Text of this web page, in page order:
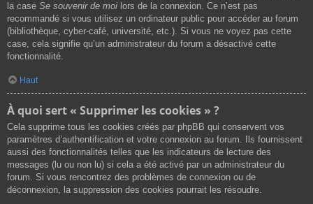
la case Se souvenir de moi lors de la connexion. Ce n’est pas
recommandé si vous utilisez un ordinateur public pour accéder au forum
(bibliothèque, cyber-café, université, etc.). Si vous ne voyez pas cette
case, cela signifie qu’un administrateur du forum a désactivé cette
fonctionnalité.
Haut
À quoi sert « Supprimer les cookies » ?
Cela supprime tous les cookies créés par phpBB qui conservent vos
paramètres d’authentification et votre connexion au forum. Ils fournissent
aussi des fonctionnalités telles que les indicateurs de lecture des
messages (lu ou non lu) si cela a été activé par un administrateur du
forum. Si vous rencontrez des problèmes de connexion ou de
déconnexion, la suppression des cookies pourrait les résoudre.